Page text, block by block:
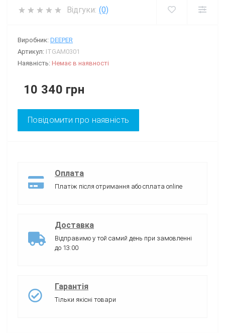
Відгуки: (0)
Виробник: DEEPER
Артикул: ITGAM0301
Наявність: Немає в наявності
10 340 грн
Повідомити про наявність
Оплата
Платіж після отримання або сплата online
Доставка
Відправимо у той самий день при замовленні
до 13:00
Гарантія
Тільки якісні товари